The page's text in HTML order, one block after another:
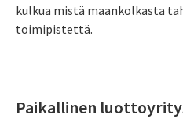
kulkua mistä maankolkasta
toimipistettä.
Paikallinen